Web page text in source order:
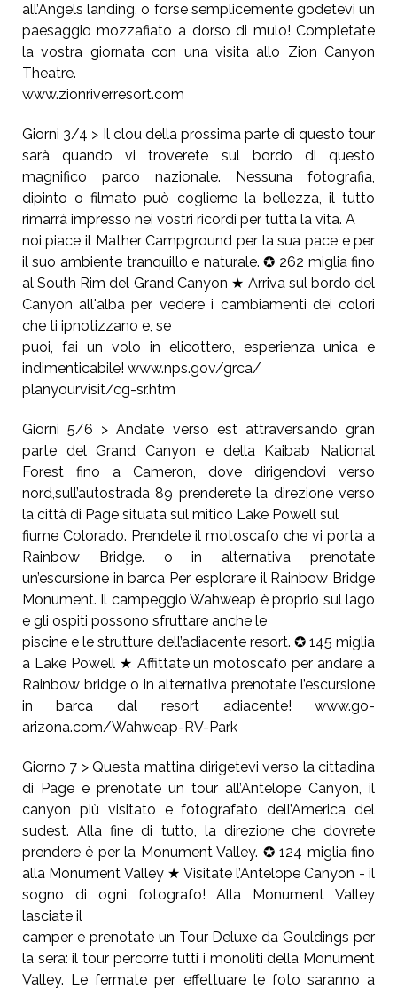
all’Angels landing, o forse semplicemente godetevi un
paesaggio mozzafiato a dorso di mulo! Completate
la vostra giornata con una visita allo Zion Canyon
Theatre.
www.zionriverresort.com
Giorni 3/4 > Il clou della prossima parte di questo tour
sarà quando vi troverete sul bordo di questo
magnifico parco nazionale. Nessuna fotografia,
dipinto o filmato può coglierne la bellezza, il tutto
rimarrà impresso nei vostri ricordi per tutta la vita. A
noi piace il Mather Campground per la sua pace e per
il suo ambiente tranquillo e naturale. ✪ 262 miglia fino
al South Rim del Grand Canyon ★ Arriva sul bordo del
Canyon all'alba per vedere i cambiamenti dei colori
che ti ipnotizzano e, se
puoi, fai un volo in elicottero, esperienza unica e
indimenticabile! www.nps.gov/grca/
planyourvisit/cg-sr.htm
Giorni 5/6 > Andate verso est attraversando gran
parte del Grand Canyon e della Kaibab National
Forest fino a Cameron, dove dirigendovi verso
nord,sull’autostrada 89 prenderete la direzione verso
la città di Page situata sul mitico Lake Powell sul
fiume Colorado. Prendete il motoscafo che vi porta a
Rainbow Bridge. o in alternativa prenotate
un’escursione in barca Per esplorare il Rainbow Bridge
Monument. Il campeggio Wahweap è proprio sul lago
e gli ospiti possono sfruttare anche le
piscine e le strutture dell’adiacente resort. ✪ 145 miglia
a Lake Powell ★ Affittate un motoscafo per andare a
Rainbow bridge o in alternativa prenotate l’escursione
in barca dal resort adiacente! www.go-
arizona.com/Wahweap-RV-Park
Giorno 7 > Questa mattina dirigetevi verso la cittadina
di Page e prenotate un tour all’Antelope Canyon, il
canyon più visitato e fotografato dell’America del
sudest. Alla fine di tutto, la direzione che dovrete
prendere è per la Monument Valley. ✪ 124 miglia fino
alla Monument Valley ★ Visitate l’Antelope Canyon - il
sogno di ogni fotografo! Alla Monument Valley
lasciate il
camper e prenotate un Tour Deluxe da Gouldings per
la sera: il tour percorre tutti i monoliti della Monument
Valley. Le fermate per effettuare le foto saranno a